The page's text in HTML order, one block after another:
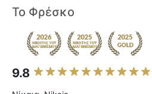
Το Φρέσκο
9.8